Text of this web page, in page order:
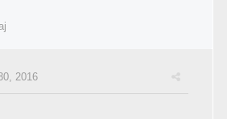
2016